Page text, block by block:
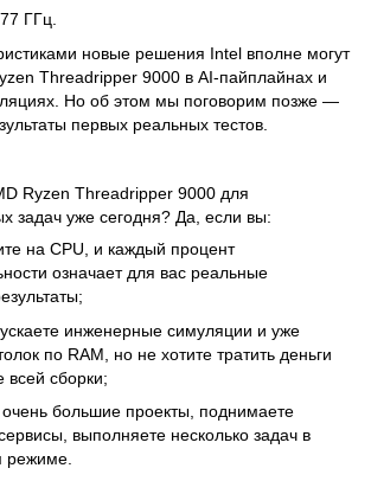
ГГц.
новые решения Intel вполне могут
Threadripper 9000 в AI-пайплайнах и
Но об этом мы поговорим позже —
первых реальных тестов.
Ryzen Threadripper 9000 для
задач уже сегодня? Да, если вы:
на CPU, и каждый процент
означает для вас реальные
инженерные симуляции и уже
по RAM, но не хотите тратить деньги
всей сборки;
большие проекты, поднимаете
выполняете несколько задач в
режиме.